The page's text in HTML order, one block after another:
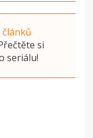
si
seriálu!